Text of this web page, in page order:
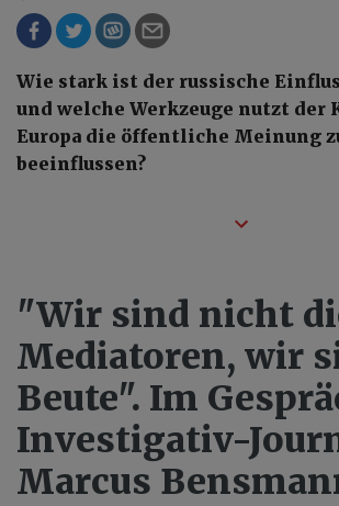
Wie stark ist der russische
und welche Werkzeuge nutzt der
Europa die öffentliche Meinung
beeinflussen?
"Wir sind nicht
Mediatoren, wir
Beute". Im
Investigativ-
Marcus